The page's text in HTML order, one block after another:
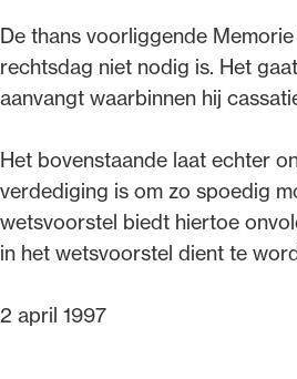
De thans voorliggende
rechtsdag niet nodig is. Het
aanvangt waarbinnen hij
Het bovenstaande laat echter
verdediging is om zo spoedig
wetsvoorstel biedt hiertoe
in het wetsvoorstel dient te
2 april 1997